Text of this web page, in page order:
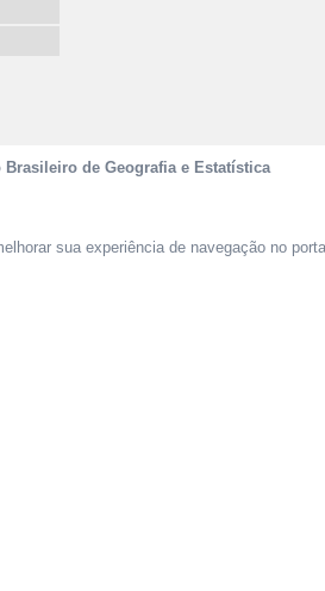
de Geografia e Estatística
sua experiência de navegação no